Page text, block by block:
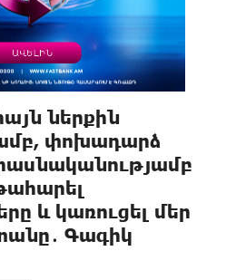
ներքին
փոխադարձ
և կառուցել մեր
Գագիկ